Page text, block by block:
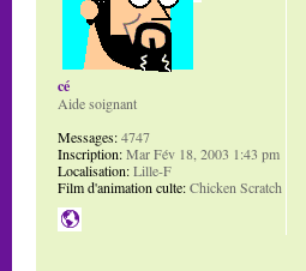
cé
Aide soignant
Messages:4747
Inscription:Mar Fév 18, 2003 1:43 pm
Localisation:Lille-F
Film d'animation culte:Chicken Scratch